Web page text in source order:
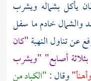
يأكل بشماله ويشرب
والشمال خادم ما سفل
عن تناول النهبة"كان
أصابع" "ويشرب
وقال :"الكباد من